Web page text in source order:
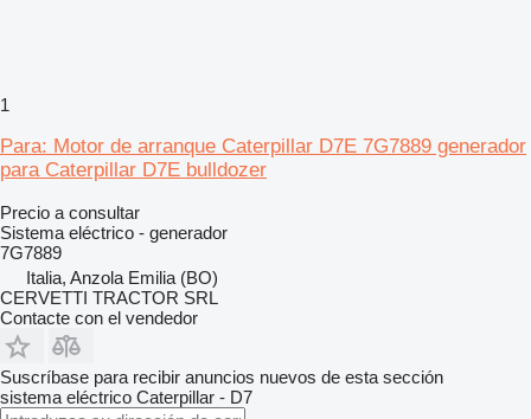
1
Para: Motor de arranque Caterpillar D7E 7G7889 generador
para Caterpillar D7E bulldozer
Precio a consultar
Sistema eléctrico - generador
7G7889
Italia, Anzola Emilia (BO)
CERVETTI TRACTOR SRL
Contacte con el vendedor
Suscríbase para recibir anuncios nuevos de esta sección
sistema eléctrico Caterpillar - D7